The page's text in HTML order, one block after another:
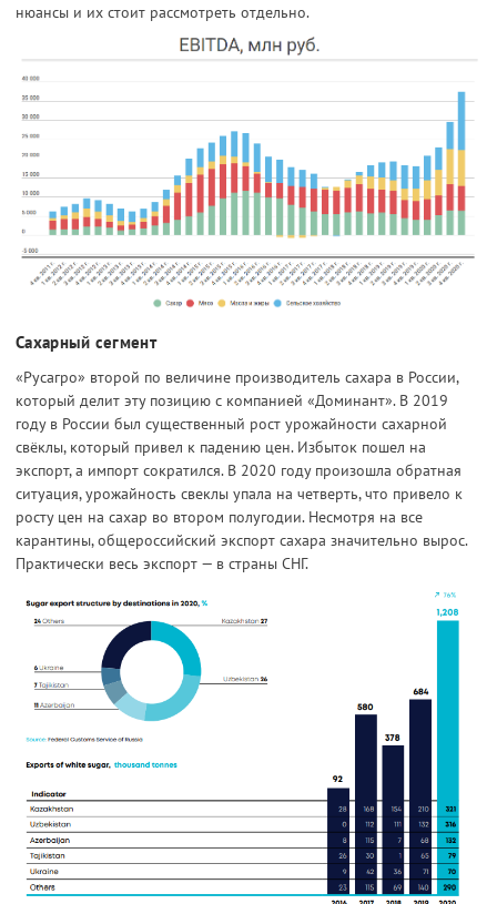
нюансы и их стоит рассмотреть отдельно.
Сахарный сегмент
«Русагро» второй по величине производитель сахара в России,
который делит эту позицию с компанией «Доминант». В 2019
году в России был существенный рост урожайности сахарной
свёклы, который привел к падению цен. Избыток пошел на
экспорт, а импорт сократился. В 2020 году произошла обратная
ситуация, урожайность свеклы упала на четверть, что привело к
росту цен на сахар во втором полугодии. Несмотря на все
карантины, общероссийский экспорт сахара значительно вырос.
Практически весь экспорт — в страны СНГ.